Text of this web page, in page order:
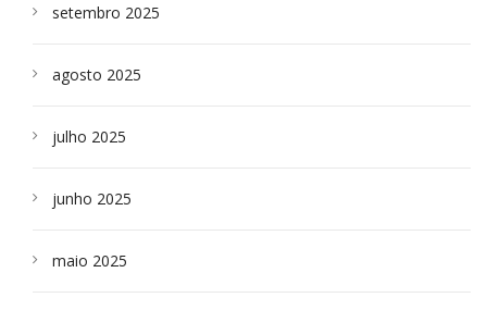
setembro 2025
agosto 2025
julho 2025
junho 2025
maio 2025